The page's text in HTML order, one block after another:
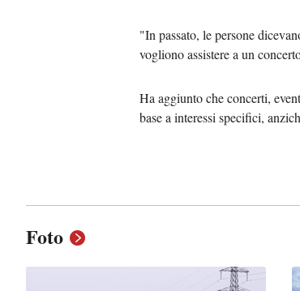
"In passato, le persone
vogliono assistere a un
Ha aggiunto che concerti,
base a interessi specifici,
Foto